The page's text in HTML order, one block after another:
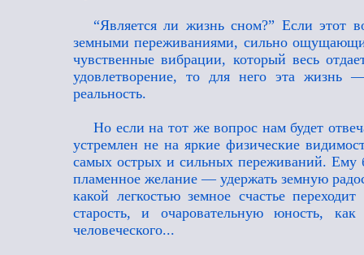
“Является ли жизнь сном?” Если этот
земными переживаниями, сильно
чувственные вибрации, который весь
удовлетворение, то для него эта жизнь
реальность.
Но если на тот же вопрос нам будет
устремлен не на яркие физические
самых острых и сильных переживаний. Ему
пламенное желание — удержать земную
какой легкостью земное счастье
старость, и очаровательную юность,
человеческого...